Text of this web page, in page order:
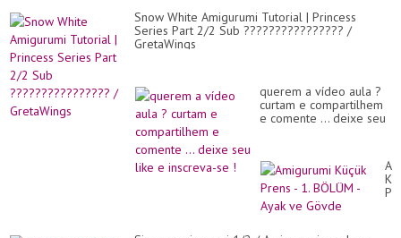
Snow White Amigurumi Tutorial | Princess
Series Part 2/2 Sub ???????????????? /
GretaWings
querem a vídeo aula ?
curtam e compartilhem
e comente ... deixe seu